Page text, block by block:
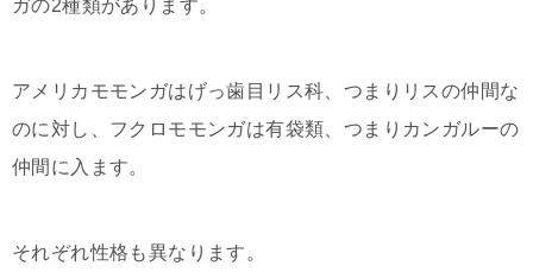
ガの2種類があります。
アメリカモモンガはげっ歯目リス科、つまりリスの仲間な
のに対し、フクロモモンガは有袋類、つまりカンガルーの
仲間に入ます。
それぞれ性格も異なります。